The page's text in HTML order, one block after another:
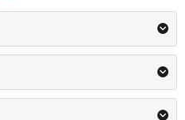
akumulátoru nebo přetížení
Makita jsou součástí
kompatibilní s akumulátory
20/25mm